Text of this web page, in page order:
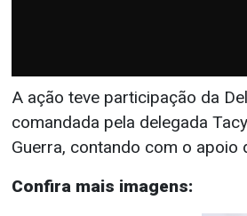
A ação teve participação da
comandada pela delegada
Guerra, contando com o apoio
Confira mais imagens: